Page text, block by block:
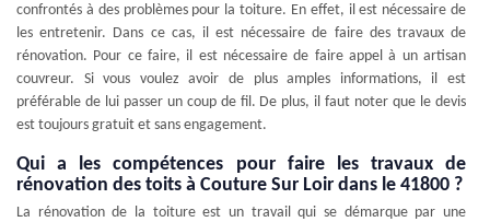
confrontés à des problèmes pour la toiture. En effet, il est nécessaire de
les entretenir. Dans ce cas, il est nécessaire de faire des travaux de
rénovation. Pour ce faire, il est nécessaire de faire appel à un artisan
couvreur. Si vous voulez avoir de plus amples informations, il est
préférable de lui passer un coup de fil. De plus, il faut noter que le devis
est toujours gratuit et sans engagement.
Qui a les compétences pour faire les travaux de
rénovation des toits à Couture Sur Loir dans le 41800 ?
La rénovation de la toiture est un travail qui se démarque par une